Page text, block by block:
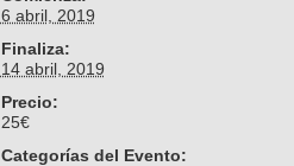
6 abril, 2019
Finaliza:
14 abril, 2019
Precio:
25€
Categorías del Evento: